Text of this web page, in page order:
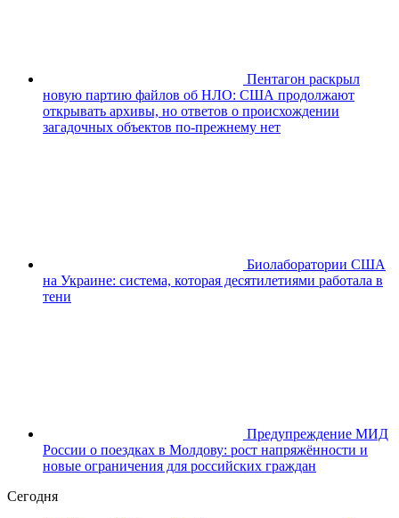
Пентагон раскрыл
новую партию файлов об НЛО: США продолжают
открывать архивы, но ответов о происхождении
загадочных объектов по-прежнему нет
Биолаборатории США
на Украине: система, которая десятилетиями работала в
тени
Предупреждение МИД
России о поездках в Молдову: рост напряжённости и
новые ограничения для российских граждан
Сегодня